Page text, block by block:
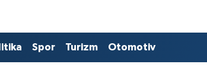
Spor Turizm Otomotiv